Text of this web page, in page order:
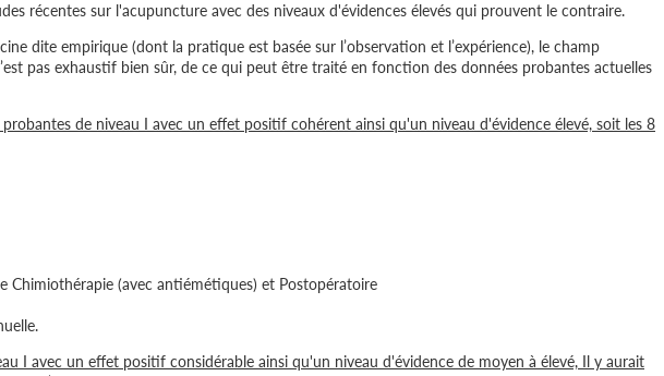
récentes sur l'acupuncture avec des niveaux d'évidences élevés qui prouvent le contraire.
dite empirique (dont la pratique est basée sur l’observation et l’expérience), le champ
pas exhaustif bien sûr, de ce qui peut être traité en fonction des données probantes actuelles
de niveau I avec un effet positif cohérent ainsi qu'un niveau d'évidence élevé, soit les 8
Chimiothérapie (avec antiémétiques) et Postopératoire
I avec un effet positif considérable ainsi qu'un niveau d'évidence de moyen à élevé, Il y aurait